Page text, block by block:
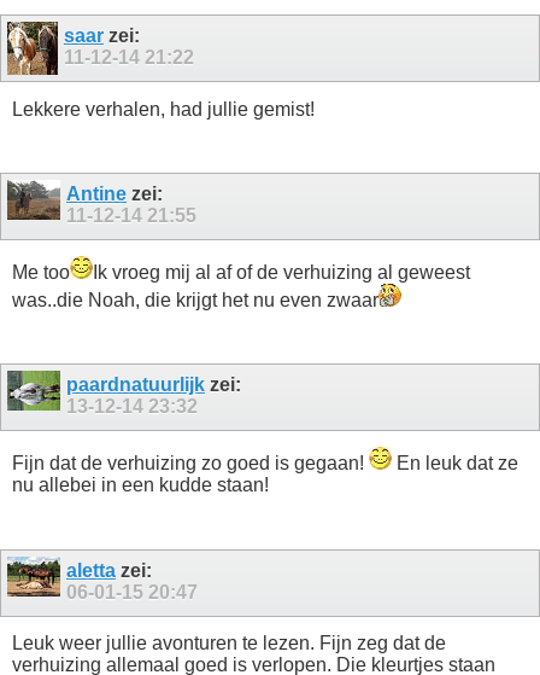
saarzei:
11-12-14 21:22
Lekkere verhalen, had jullie gemist!
Antine zei:
11-12-14 21:55
Me too
Ik vroeg mij al af of de verhuizing al geweest
was..die Noah, die krijgt het nu even zwaar
paardnatuurlijk zei:
13-12-14 23:32
Fijn dat de verhuizing zo goed is gegaan!
En leuk dat ze
nu allebei in een kudde staan!
aletta zei:
06-01-15 20:47
Leuk weer jullie avonturen te lezen. Fijn zeg dat de
verhuizing allemaal goed is verlopen. Die kleurtjes staan